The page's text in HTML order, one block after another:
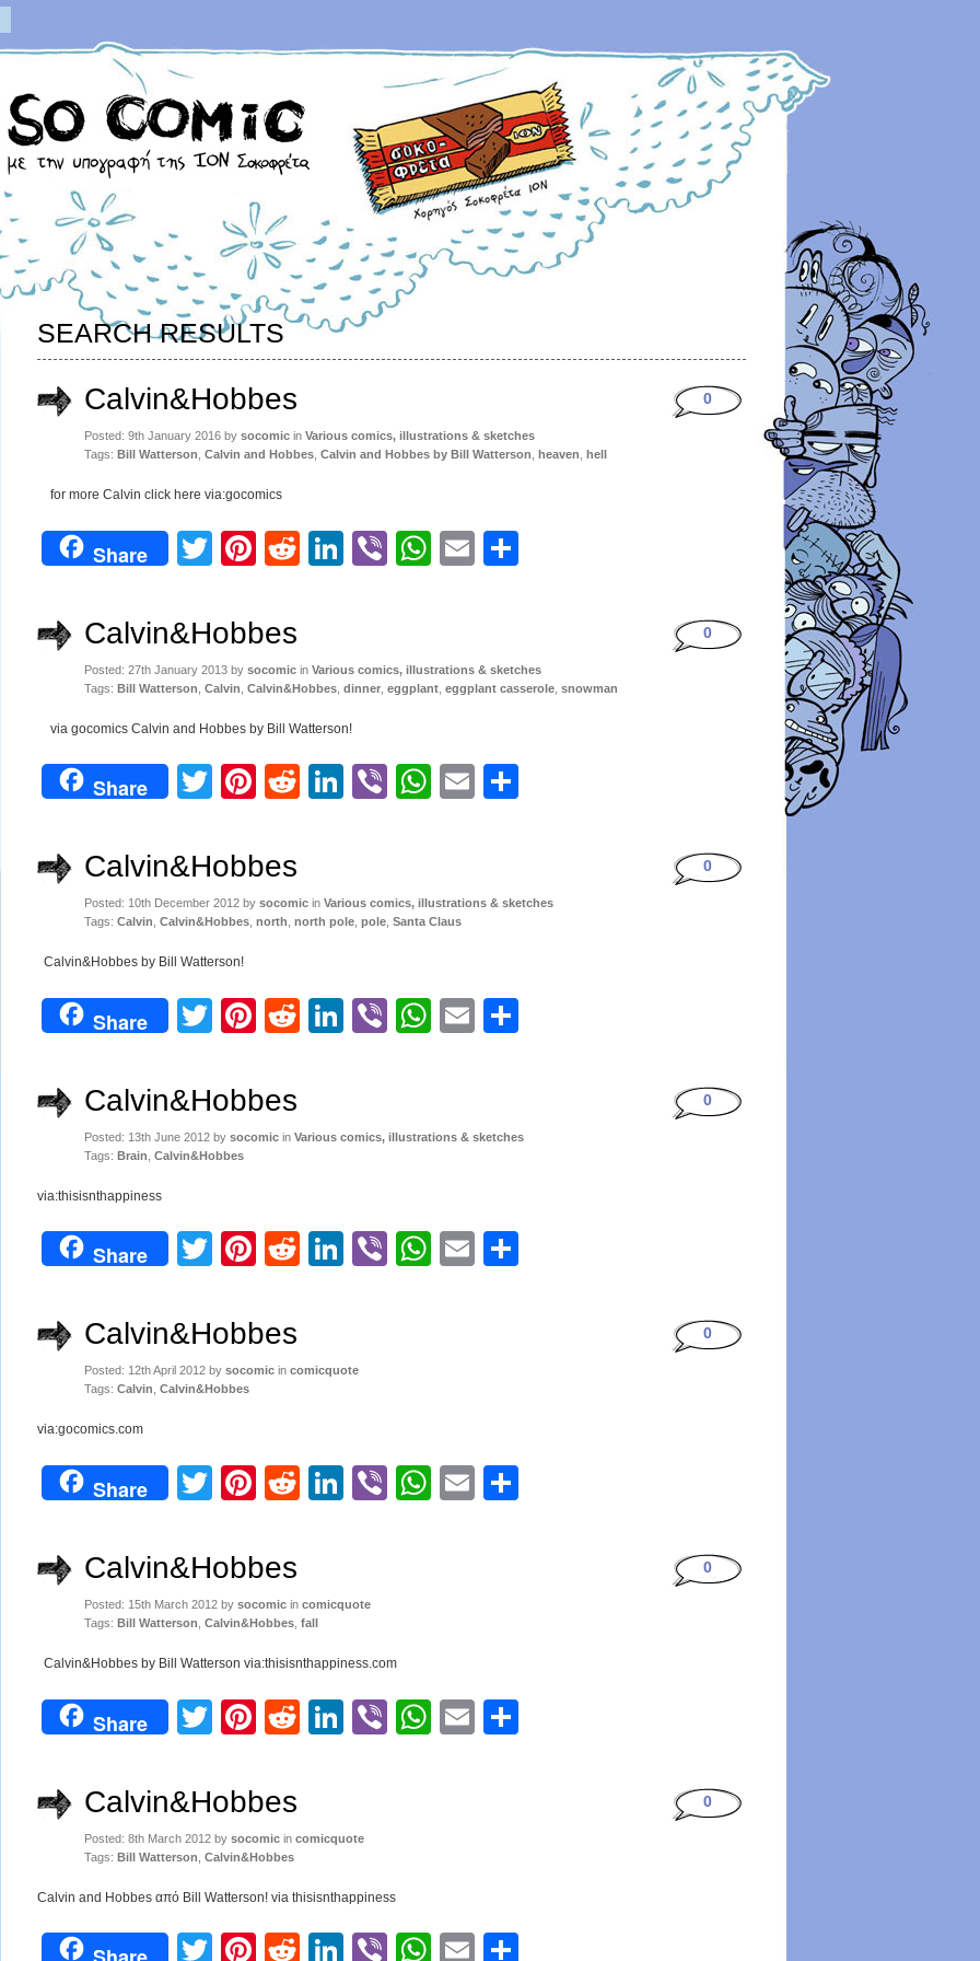
SEARCH RESULTS
Calvin&Hobbes
Posted: 9th January 2016 by socomic in Various comics, illustrations & sketches
Tags: Bill Watterson Calvin and Hobbes Calvin and Hobbes by Bill Watterson heaven hell
0
for more Calvin click here via:gocomics
Share Twitter
Pinterest
RedditLinkedIn
ViberWhatsApp
Email
Calvin&Hobbes
Posted: 27th January 2013 by socomic in Various comics, illustrations & sketches
Tags: Bill Watterson Calvin Calvin&Hobbes dinner eggplant eggplant casserole snowman
0
via gocomics Calvin and Hobbes by Bill Watterson!
Share Twitter
Pinterest
RedditLinkedIn
ViberWhatsApp
Email
Calvin&Hobbes
Posted: 10th December 2012 by socomic in Various comics, illustrations & sketches
Tags: Calvin Calvin&Hobbes north north pole pole Santa Claus
0
Calvin&Hobbes by Bill Watterson!
Share Twitter
Pinterest
RedditLinkedIn
ViberWhatsApp
Email
Calvin&Hobbes
Posted: 13th June 2012 by socomic in Various comics, illustrations & sketches
Tags: Brain Calvin&Hobbes
0
via:thisisnthappiness
Share Twitter
Pinterest
RedditLinkedIn
ViberWhatsApp
Email
Calvin&Hobbes
Posted: 12th April 2012 by socomic in comicquote
Tags: Calvin Calvin&Hobbes
0
via:gocomics.com
Share Twitter
Pinterest
RedditLinkedIn
ViberWhatsApp
Email
Calvin&Hobbes
Posted: 15th March 2012 by socomic in comicquote
Tags: Bill Watterson Calvin&Hobbes fall
0
Calvin&Hobbes by Bill Watterson via:thisisnthappiness.com
Share Twitter
Pinterest
RedditLinkedIn
ViberWhatsApp
Email
Calvin&Hobbes
Posted: 8th March 2012 by socomic in comicquote
Tags: Bill Watterson Calvin&Hobbes
0
Calvin and Hobbes από Bill Watterson! via thisisnthappiness
Twitter
Pinterest
RedditLinkedIn
ViberWhatsApp
Email